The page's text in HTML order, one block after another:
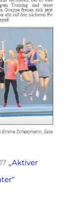
„Aktiver